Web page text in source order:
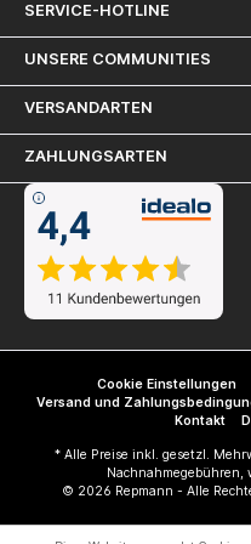
SERVICE-HOTLINE
UNSERE COMMUNITIES
VERSANDARTEN
ZAHLUNGSARTEN
Cookie Einstellungen
Versand und
Kontakt
* Alle Preise inkl. gesetzl.
Nachnahmegebühren,
© 2026 Repmann - Alle